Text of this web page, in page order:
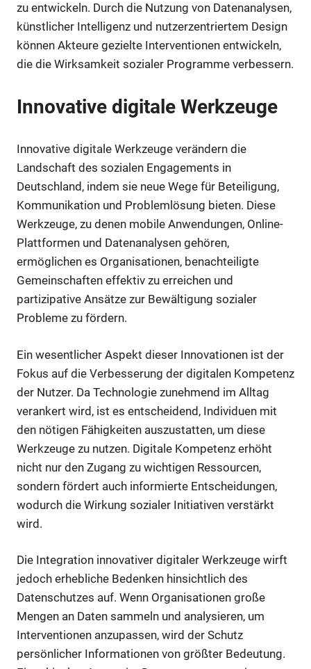
zu entwickeln. Durch die Nutzung von Datenanalysen,
künstlicher Intelligenz und nutzerzentriertem Design
können Akteure gezielte Interventionen entwickeln,
die die Wirksamkeit sozialer Programme verbessern.
Innovative digitale Werkzeuge
Innovative digitale Werkzeuge verändern die
Landschaft des sozialen Engagements in
Deutschland, indem sie neue Wege für Beteiligung,
Kommunikation und Problemlösung bieten. Diese
Werkzeuge, zu denen mobile Anwendungen, Online-
Plattformen und Datenanalysen gehören,
ermöglichen es Organisationen, benachteiligte
Gemeinschaften effektiv zu erreichen und
partizipative Ansätze zur Bewältigung sozialer
Probleme zu fördern.
Ein wesentlicher Aspekt dieser Innovationen ist der
Fokus auf die Verbesserung der digitalen Kompetenz
der Nutzer. Da Technologie zunehmend im Alltag
verankert wird, ist es entscheidend, Individuen mit
den nötigen Fähigkeiten auszustatten, um diese
Werkzeuge zu nutzen. Digitale Kompetenz erhöht
nicht nur den Zugang zu wichtigen Ressourcen,
sondern fördert auch informierte Entscheidungen,
wodurch die Wirkung sozialer Initiativen verstärkt
wird.
Die Integration innovativer digitaler Werkzeuge wirft
jedoch erhebliche Bedenken hinsichtlich des
Datenschutzes auf. Wenn Organisationen große
Mengen an Daten sammeln und analysieren, um
Interventionen anzupassen, wird der Schutz
persönlicher Informationen von größter Bedeutung.